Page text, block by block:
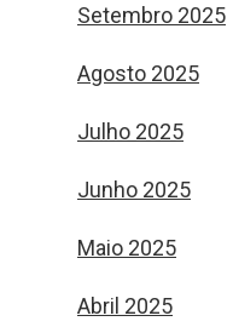
Setembro 2025
Agosto 2025
Julho 2025
Junho 2025
Maio 2025
Abril 2025